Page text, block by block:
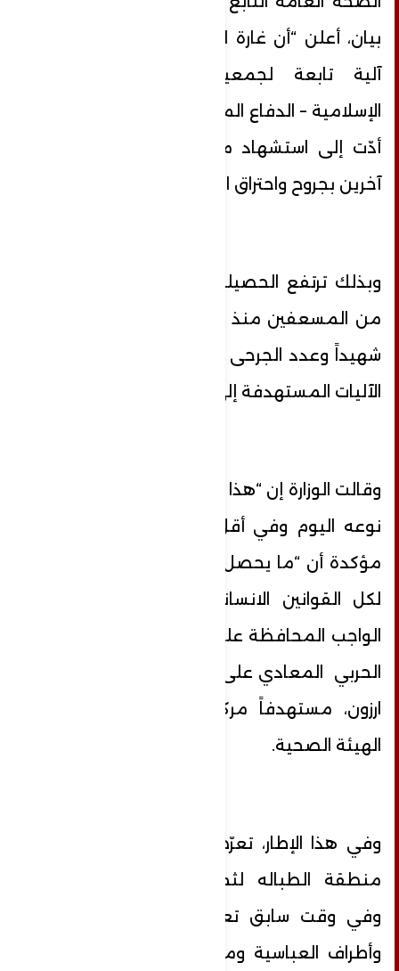
بيان، أعلن “أن غارة العدو الإسرائيلي على
آلية تابعة لجمعية الهيئة الصحية
الإسلامية – الدفاع المدني في دير الزهراني
أدّت إلى استشهاد مسعف وإصابة اثنين
آخرين بجروح واحتراق الآلية.
وبذلك ترتفع الحصيلة الإجمالية للشهداء
الآليات المستهدفة إلى 245.
وقالت الوزارة إن “هذا الاستهداف الثاني من
نوعه اليوم وفي أقل من بضع ساعات”،
مؤكدة أن “ما يحصل يشكل خرقاً غير مبرر
لكل القوانين الانسانية والأعراف الدولية
الواجب المحافظة عليها”. كما أغار الطيران
الحربي المعادي على طريق عام ديردغيا –
ارزون، مستهدفاً مركزاً للدفاع المدني-
الهيئة الصحية.
وفي هذا الإطار، تعرّضت بلدة خربة سلم-
منطقة الطباله لثماني غارات متتالية.
وفي وقت سابق تعرضت بلدة المجادل
وأطراف العباسية ومجدل زون في قضاء